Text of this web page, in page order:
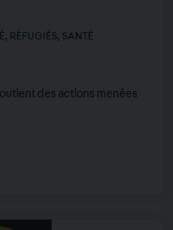
, RÉFUGIÉS, SANTÉ
des actions menées